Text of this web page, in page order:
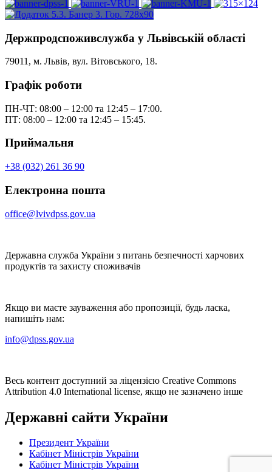
Держпродспоживслужба у Львівській області
79011, м. Львів, вул. Вітовського, 18.
Графік роботи
ПН-ЧТ: 08:00 – 12:00 та 12:45 – 17:00.
ПТ: 08:00 – 12:00 та 12:45 – 15:45.
Приймальня
+38 (032) 261 36 90
Електронна пошта
office@lvivdpss.gov.ua
Державна служба України з питань безпечності харчових
продуктів та захисту споживачів
Якщо ви маєте зауваження або пропозиції, будь ласка,
напишіть нам:
info@dpss.gov.ua
Весь контент доступний за ліцензією Creative Commons
Attribution 4.0 International license, якщо не зазначено інше
Державні сайти України
Президент України
Кабінет Міністрів України
Кабінет Міністрів України